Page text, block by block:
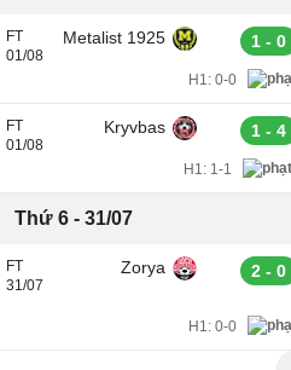
FT
01/08
Metalist 1925 1 - 0
H1:0-0
FT
01/08
Kryvbas 1 - 4
H1: 1-1
Thứ 6 - 31/07
FT
31/07
Zorya 2 - 0
H1:0-0